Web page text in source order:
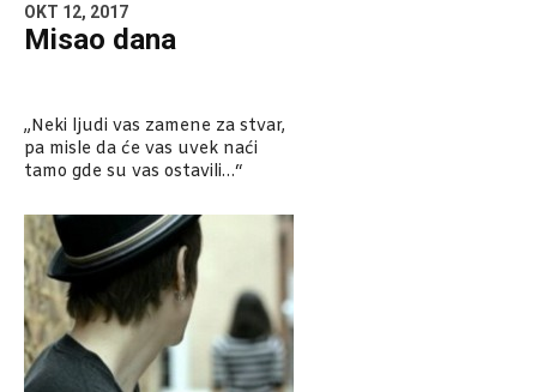
OKT 12, 2017
Misao dana
„Neki ljudi vas zamene za stvar,
pa misle da će vas uvek naći
tamo gde su vas ostavili…“